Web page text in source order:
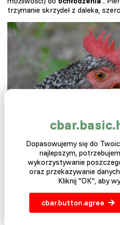
trzymanie skrzydeł z daleka,
Zraszacz
oaza
Kolejny sposób na to, aby Twoje
zagrodzie, co stanowi korzystne
Wystarczy zainstalować
nawilża co najmniej część
Dopasowujemy się do
najlepszym,
wykorzystywanie
oraz przekazywanie
Kliknij "OK", aby
cbar.button.agree